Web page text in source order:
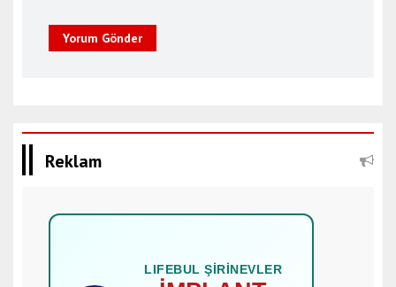
Yorum Gönder
Reklam
LIFEBUL ŞİRİNEVLER